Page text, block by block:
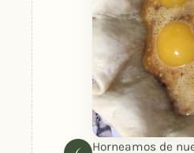
Horneamos de